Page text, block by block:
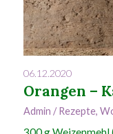
06.12.2020
Orangen –
Admin /Rezepte,